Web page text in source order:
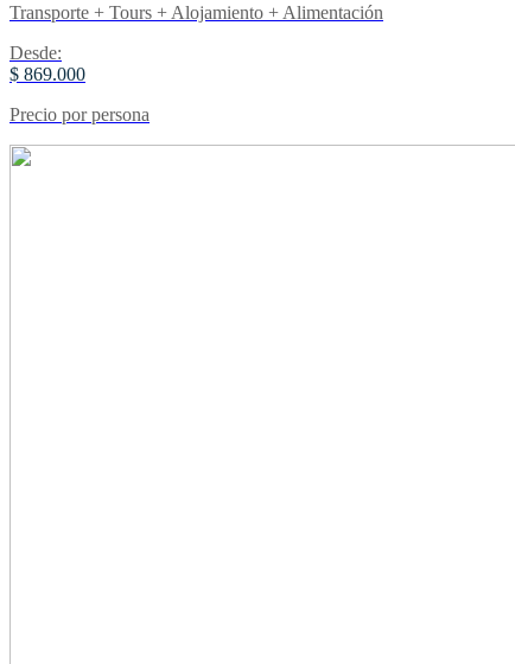
Transporte + Tours + Alojamiento + Alimentación
Desde:
$ 869.000
Precio por persona